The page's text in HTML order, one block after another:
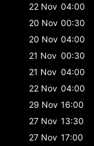
22 Nov 04:00
20 Nov 00:30
20 Nov 04:00
21 Nov 00:30
21 Nov 04:00
22 Nov 04:00
29 Nov 16:00
27 Nov 13:30
27 Nov 17:00